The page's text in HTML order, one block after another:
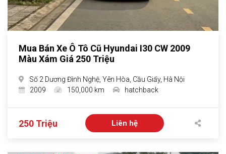
Mua Bán Xe Ô Tô Cũ Hyundai I30 CW 2009
Màu Xám Giá 250 Triệu
Số 2 Dương Đình Nghệ, Yên Hòa, Cầu Giấy, Hà Nội
2009
150,000 km hatchback
250 Triệu Liên hệ